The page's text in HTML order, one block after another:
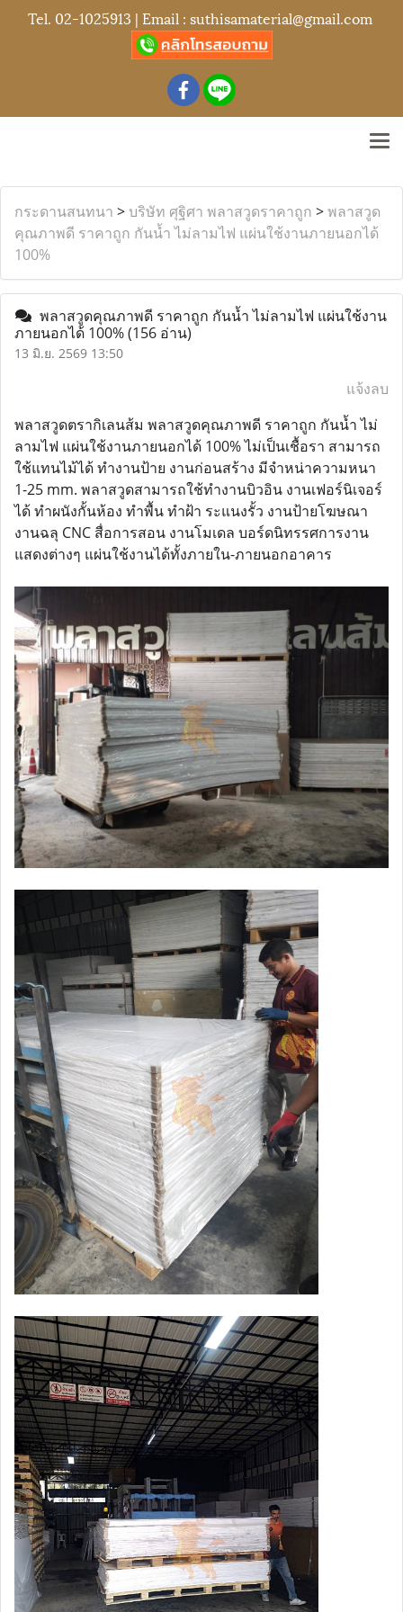
Tel. 02-1025913 | Email : suthisamaterial@gmail.com
กระดานสนทนา >บริษัท ศุฐิศา พลาสวูดราคาถูก >พลาสวูด
คุณภาพดี ราคาถูก กันน้ำ ไม่ลามไฟ แผ่นใช้งานภายนอกได้
100%
พลาสวูดคุณภาพดี ราคาถูก กันน้ำ ไม่ลามไฟ แผ่นใช้งาน
ภายนอกได้ 100%(156 อ่าน)
13 มิ.ย. 2569 13:50
แจ้งลบ
พลาสวูดตรากิเลนส้ม พลาสวูดคุณภาพดี ราคาถูก กันน้ำ ไม่
ลามไฟ แผ่นใช้งานภายนอกได้ 100% ไม่เป็นเชื้อรา สามารถ
ใช้แทนไม้ได้ ทำงานป้าย งานก่อนสร้าง มีจำหน่าความหนา
1-25 mm. พลาสวูดสามารถใช้ทำงานบิวอิน งานเฟอร์นิเจอร์
ได้ ทำผนังกั้นห้อง ทำพื้น ทำฝ้า ระแนงรั้ว งานป้ายโฆษณา
งานฉลุ CNC สื่อการสอน งานโมเดล บอร์ดนิทรรศการงาน
แสดงต่างๆ แผ่นใช้งานได้ทั้งภายใน-ภายนอกอาคาร